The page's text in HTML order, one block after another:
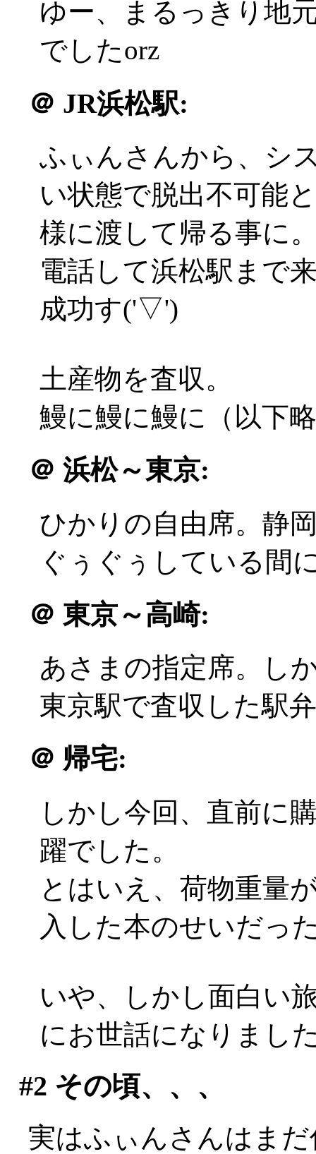
ゆー、まるっきり地
でしたorz
＠ JR浜松駅:
ふぃんさんから、シ
い状態で脱出不可能
様に渡して帰る事に
電話して浜松駅まで
成功す('▽')
土産物を査収。
鰻に鰻に鰻に（以下
＠ 浜松～東京:
ひかりの自由席。静
ぐぅぐぅしている間
＠ 東京～高崎:
あさまの指定席。し
東京駅で査収した駅
＠ 帰宅:
しかし今回、直前に
躍でした。
とはいえ、荷物重量
入した本のせいだっ
いや、しかし面白い
にお世話になりまし
#2 その頃、、、
実はふぃんさんはま